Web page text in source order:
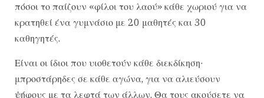
πόσοι το παίζουν «φίλοι του λαού» κάθε χωριού για να
κρατηθεί ένα γυμνάσιο με 20 μαθητές και 30
καθηγητές.
Είναι οι ίδιοι που υιοθετούν κάθε διεκδίκηση·
μπροστάρηδες σε κάθε αγώνα, για να αλιεύσουν
ψήφους με τα λεφτά των άλλων. Θα τους ακούσετε να